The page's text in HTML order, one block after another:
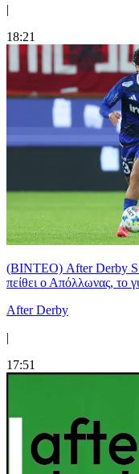
|
18:21
(ΒΙΝΤΕΟ) After Derby
πείθει ο Απόλλωνας, το
After Derby
|
17:51